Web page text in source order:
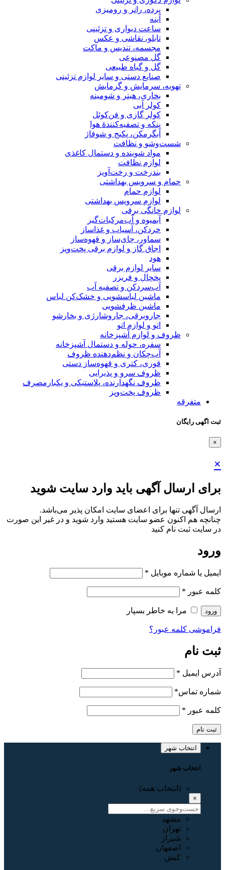
پرده، رانر و رومیزی
آینه
ساعت دیواری و تزئینی
تابلو، نقاشی و عکس
مجسمه، تندیس و ماکت
گل مصنوعی
گل و گیاه طبیعی
صنایع دستی و سایر لوازم تزئینی
تهویه، سرمایش و گرمایش
بخاری، هیتر و شومینه
کولر آبی
کولر گازی و فن‌کوئل
پنکه و تصفیه‌کنندهٔ هوا
آبگرمکن، پکیج و شوفاژ
شست‌وشو و نظافت
مواد شوینده و دستمال کاغذی
لوازم نظافت
بندرخت و رخت‌آویز
حمام و سرویس بهداشتی
لوازم حمام
لوازم سرویس بهداشتی
لوازم خانگی برقی
آبمیوه و آب‌مرکبات‌گیر
خردکن، آسیاب و غذاساز
سماور، چای‌ساز و قهوه‌ساز
اجاق گاز و لوازم برقی پخت‌وپز
هود
سایر لوازم برقی
یخچال و فریزر
آب‌سردکن و تصفیه آب
ماشین لباسشویی و خشک‌کن لباس
ماشین ظرفشویی
جاروبرقی، جاروشارژی و بخارشو
اتو و لوازم اتو
ظروف و لوازم آشپزخانه
سفره، حوله و دستمال آشپزخانه
آب‌چکان و نظم‌دهنده ظروف
قوری، کتری و قهوه‌ساز دستی
ظروف سرو و پذیرایی
ظروف نگهدارنده، پلاستیکی و یکبارمصرف
ظروف پخت‌وپز
متفرقه
ثبت اگهی رایگان
×
×
برای ارسال آگهی باید وارد سایت شوید
ارسال آگهی تنها برای اعضای سایت امکان پذیر می‌باشد.
چنانچه هم‌ اکنون عضو سایت هستید وارد شوید و در غیر این صورت
در سایت ثبت نام کنید
ورود
ایمیل یا شماره موبایل *
کلمه عبور *
ورود مرا به خاطر بسپار
فراموشی کلمه عبور؟
ثبت نام
آدرس ایمیل *
شماره تماس*
کلمه عبور *
ثبت نام
انتخاب شهر
انتخاب شهر
(انتخاب همه)
×
مشهد
تهران
شیراز
اصفهان
کیش